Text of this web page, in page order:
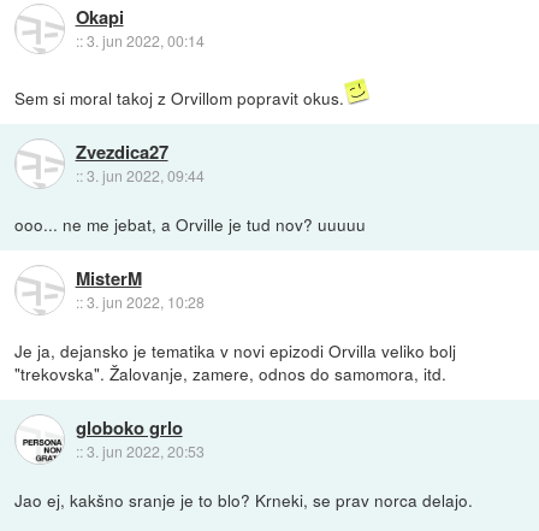
Okapi
::3. jun 2022, 00:14
Sem si moral takoj z Orvillom popravit okus.
Zvezdica27
::3. jun 2022, 09:44
ooo... ne me jebat, a Orville je tud nov? uuuuu
MisterM
::3. jun 2022, 10:28
Je ja, dejansko je tematika v novi epizodi Orvilla veliko bolj
"trekovska". Žalovanje, zamere, odnos do samomora, itd.
globoko grlo
::3. jun 2022, 20:53
Jao ej, kakšno sranje je to blo? Krneki, se prav norca delajo.